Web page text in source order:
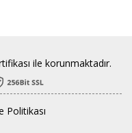
ile korunmaktadır.
Politikası